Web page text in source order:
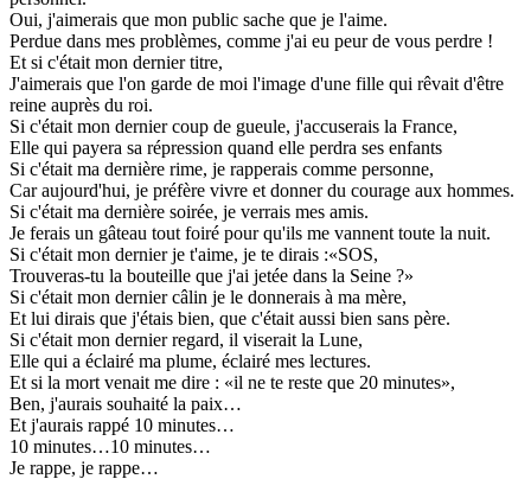
Oui, j'aimerais que mon public sache que je l'aime.
Perdue dans mes problèmes, comme j'ai eu peur de vous perdre !
Et si c'était mon dernier titre,
J'aimerais que l'on garde de moi l'image d'une fille qui rêvait d'être
reine auprès du roi.
Si c'était mon dernier coup de gueule, j'accuserais la France,
Elle qui payera sa répression quand elle perdra ses enfants
Si c'était ma dernière rime, je rapperais comme personne,
Car aujourd'hui, je préfère vivre et donner du courage aux hommes.
Si c'était ma dernière soirée, je verrais mes amis.
Je ferais un gâteau tout foiré pour qu'ils me vannent toute la nuit.
Si c'était mon dernier je t'aime, je te dirais :«SOS,
Trouveras-tu la bouteille que j'ai jetée dans la Seine ?»
Si c'était mon dernier câlin je le donnerais à ma mère,
Et lui dirais que j'étais bien, que c'était aussi bien sans père.
Si c'était mon dernier regard, il viserait la Lune,
Elle qui a éclairé ma plume, éclairé mes lectures.
Et si la mort venait me dire : «il ne te reste que 20 minutes»,
Ben, j'aurais souhaité la paix…
Et j'aurais rappé 10 minutes…
10 minutes…10 minutes…
Je rappe, je rappe…